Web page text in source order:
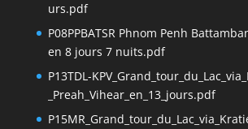
urs.pdf
P08PPBATSR Phnom Penh
en 8 jours 7 nuits.pdf
P13TDL-
_Preah_Vihear_en_13_jours.pdf